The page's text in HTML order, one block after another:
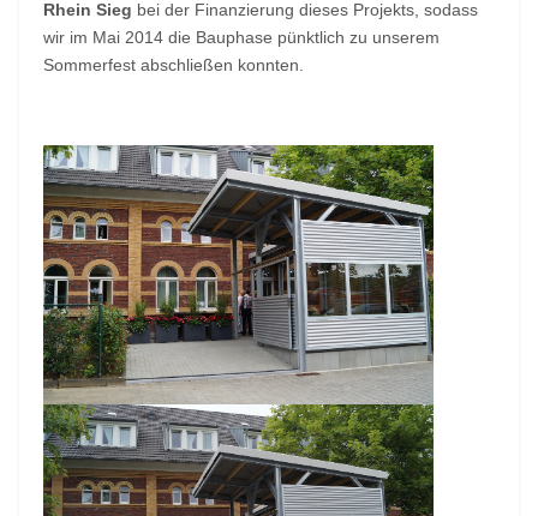
Rhein Sieg bei der Finanzierung dieses Projekts, sodass
wir im Mai 2014 die Bauphase pünktlich zu unserem
Sommerfest abschließen konnten.